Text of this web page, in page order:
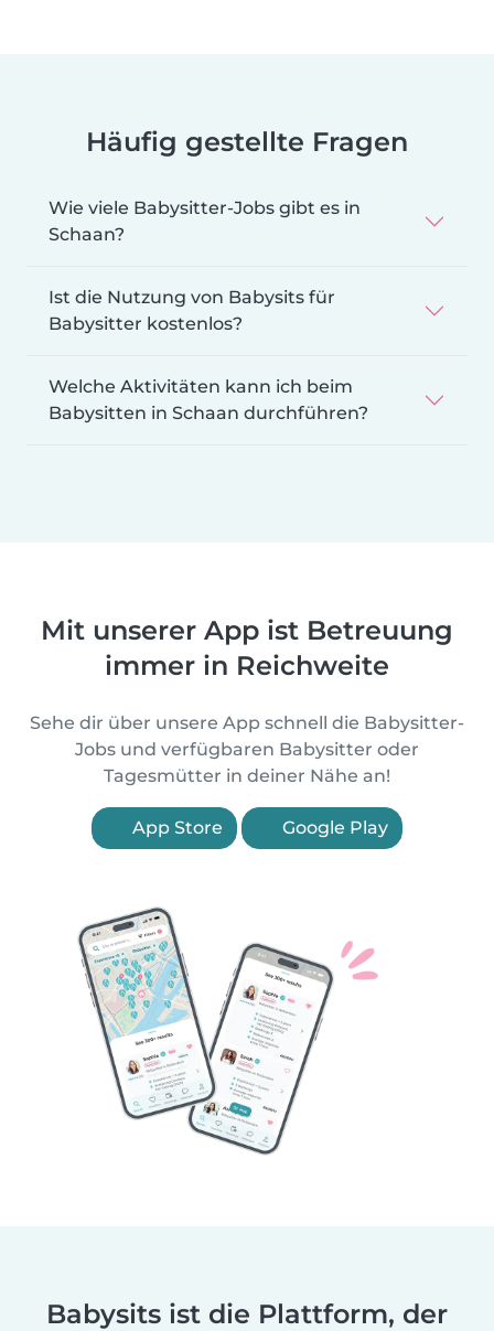
Häufig gestellte Fragen
Wie viele Babysitter-Jobs gibt es in
Schaan?
Ist die Nutzung von Babysits für
Babysitter kostenlos?
Welche Aktivitäten kann ich beim
Babysitten in Schaan durchführen?
Mit unserer App ist Betreuung
immer in Reichweite
Sehe dir über unsere App schnell die Babysitter-
Jobs und verfügbaren Babysitter oder
Tagesmütter in deiner Nähe an!
App Store Google Play
Babysits ist die Plattform, der